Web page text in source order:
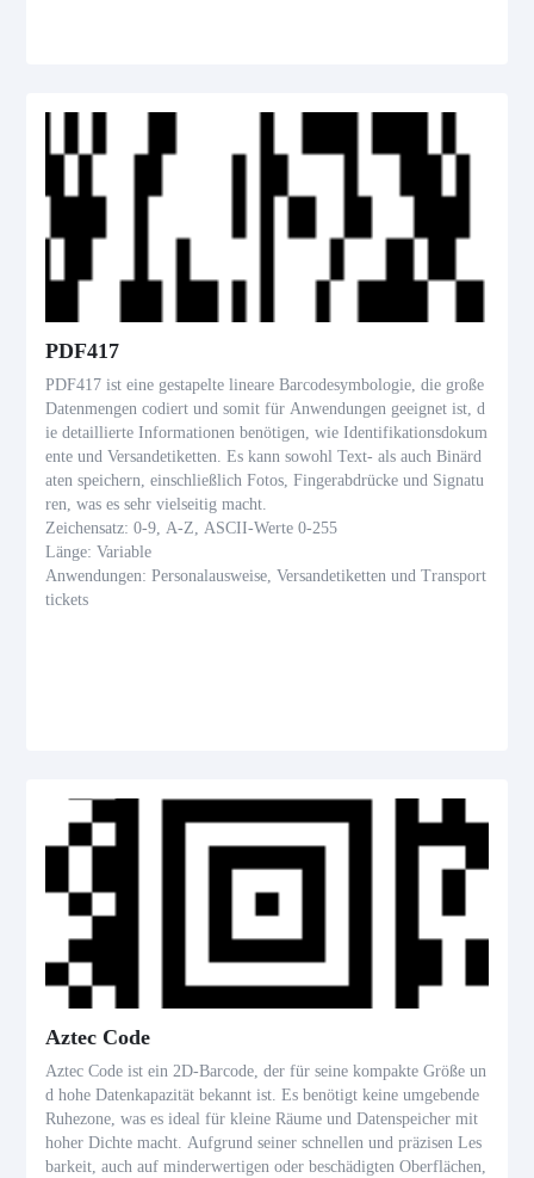
PDF417
PDF417 ist eine gestapelte lineare Barcodesymbologie, die große
Datenmengen codiert und somit für Anwendungen geeignet ist, d
ie detaillierte Informationen benötigen, wie Identifikationsdokum
ente und Versandetiketten. Es kann sowohl Text- als auch Binärd
aten speichern, einschließlich Fotos, Fingerabdrücke und Signatu
ren, was es sehr vielseitig macht.
Zeichensatz: 0-9, A-Z, ASCII-Werte 0-255
Länge: Variable
Anwendungen: Personalausweise, Versandetiketten und Transport
tickets
Aztec Code
Aztec Code ist ein 2D-Barcode, der für seine kompakte Größe un
d hohe Datenkapazität bekannt ist. Es benötigt keine umgebende
Ruhezone, was es ideal für kleine Räume und Datenspeicher mit
hoher Dichte macht. Aufgrund seiner schnellen und präzisen Les
barkeit, auch auf minderwertigen oder beschädigten Oberflächen,